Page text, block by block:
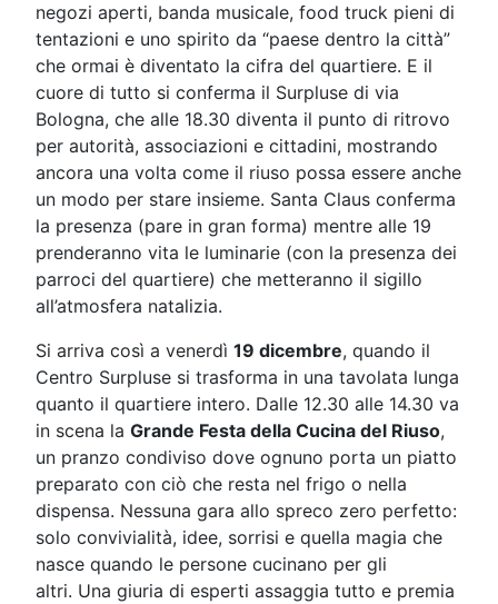
negozi aperti, banda musicale, food truck pieni di
tentazioni e uno spirito da “paese dentro la città”
che ormai è diventato la cifra del quartiere. E il
cuore di tutto si conferma il Surpluse di via
Bologna, che alle 18.30 diventa il punto di ritrovo
per autorità, associazioni e cittadini, mostrando
ancora una volta come il riuso possa essere anche
un modo per stare insieme. Santa Claus conferma
la presenza (pare in gran forma) mentre alle 19
prenderanno vita le luminarie (con la presenza dei
parroci del quartiere) che metteranno il sigillo
all’atmosfera natalizia.
Si arriva così a venerdì 19 dicembre, quando il
Centro Surpluse si trasforma in una tavolata lunga
quanto il quartiere intero. Dalle 12.30 alle 14.30 va
in scena la Grande Festa della Cucina del Riuso,
un pranzo condiviso dove ognuno porta un piatto
preparato con ciò che resta nel frigo o nella
dispensa. Nessuna gara allo spreco zero perfetto:
solo convivialità, idee, sorrisi e quella magia che
nasce quando le persone cucinano per gli
altri. Una giuria di esperti assaggia tutto e premia